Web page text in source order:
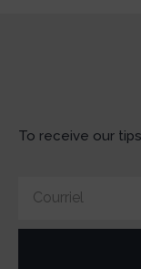
To receive our